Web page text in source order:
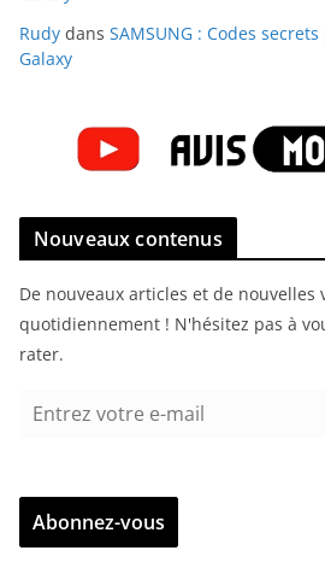
Rudy dans SAMSUNG : Codes
Galaxy
Nouveaux contenus
De nouveaux articles et de nouvelles
quotidiennement ! N'hésitez pas à
rater.
r
z
Abonnez-vous